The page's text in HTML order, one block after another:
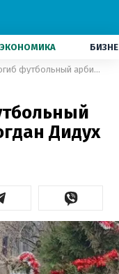
ЭКОНОМИКА
На фронте погиб футбольный арбитр из Львова Богдан Дидух
Дидух